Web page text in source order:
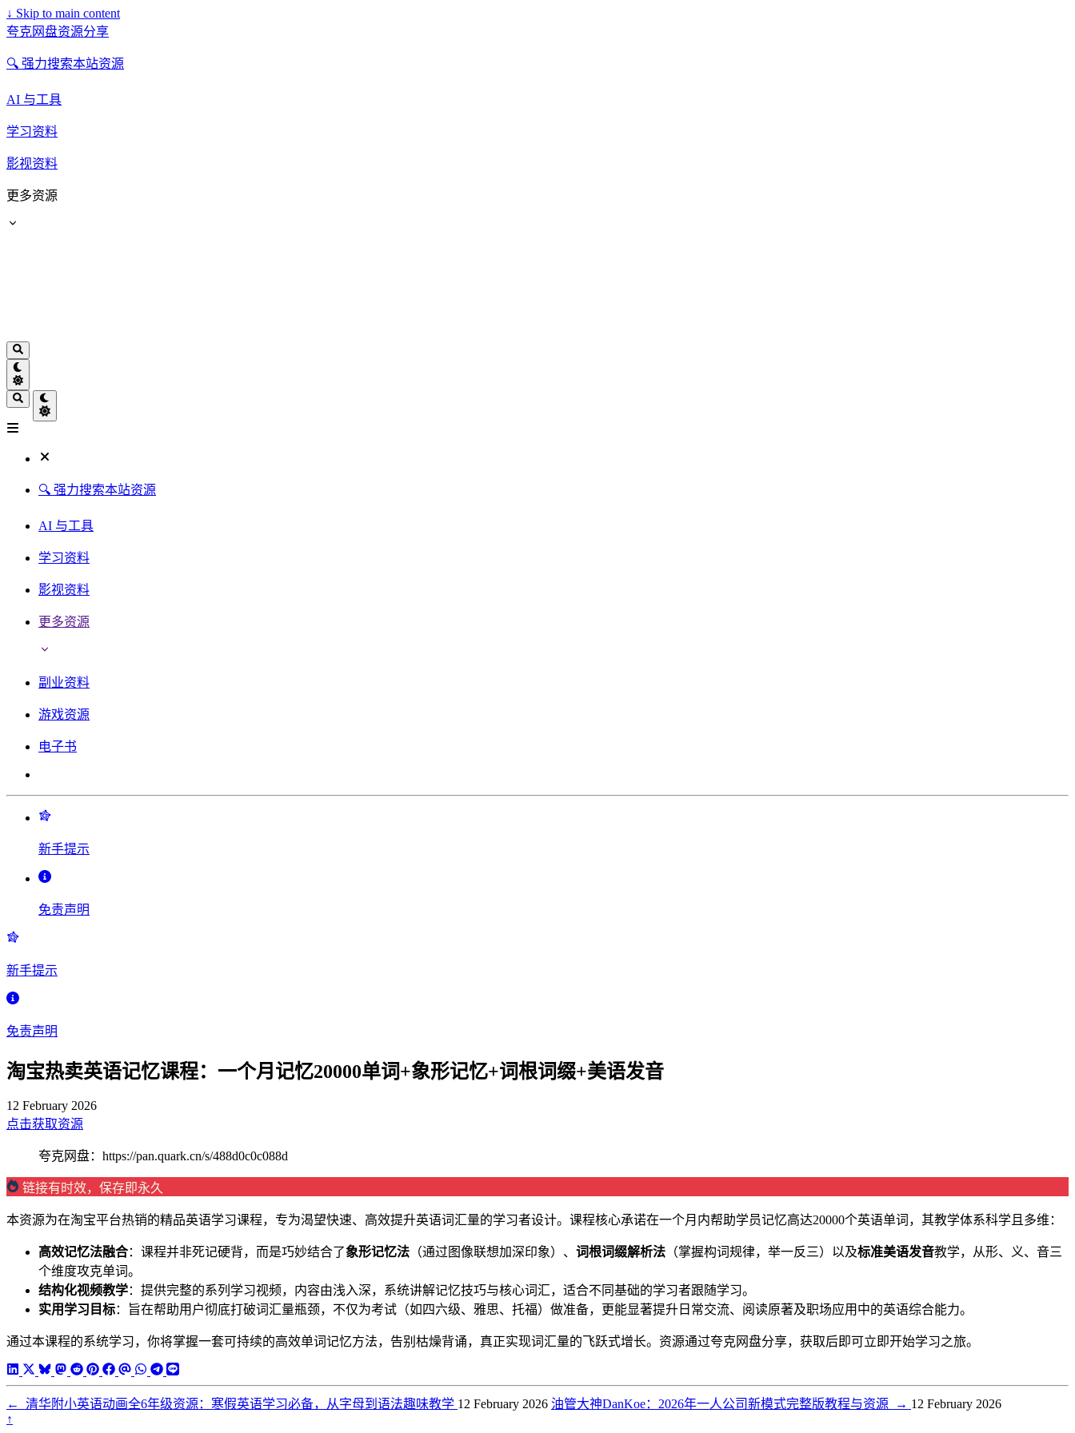
↓ Skip to main content
夸克网盘资源分享
🔍 强力搜索本站资源
AI 与工具
学习资料
影视资料
更多资源
🔍 强力搜索本站资源
AI 与工具
学习资料
影视资料
更多资源
副业资料
游戏资源
电子书
新手提示
免责声明
新手提示
免责声明
淘宝热卖英语记忆课程：一个月记忆20000单词+象形记忆+词根词缀+美语发音
12 February 2026
点击获取资源
夸克网盘：https://pan.quark.cn/s/488d0c0c088d
链接有时效，保存即永久
本资源为在淘宝平台热销的精品英语学习课程，专为渴望快速、高效提升英语词汇量的学习者设计。课程核心承诺在一个月内帮助学员记忆高达20000个英语单词，其教学体系科学且多维：
高效记忆法融合：课程并非死记硬背，而是巧妙结合了象形记忆法 （通过图像联想加深印象）、 词根词缀解析法 （掌握构词规律，举一反三）以及标准美语发音教学，从形、义、音三
个维度攻克单词。
结构化视频教学：提供完整的系列学习视频，内容由浅入深，系统讲解记忆技巧与核心词汇，适合不同基础的学习者跟随学习。
实用学习目标：旨在帮助用户彻底打破词汇量瓶颈，不仅为考试（如四六级、雅思、托福）做准备，更能显著提升日常交流、阅读原著及职场应用中的英语综合能力。
通过本课程的系统学习，你将掌握一套可持续的高效单词记忆方法，告别枯燥背诵，真正实现词汇量的飞跃式增长。资源通过夸克网盘分享，获取后即可立即开始学习之旅。
← 清华附小英语动画全6年级资源：寒假英语学习必备，从字母到语法趣味教学 12 February 2026 油管大神DanKoe：2026年一人公司新模式完整版教程与资源 → 12 February 2026
↑